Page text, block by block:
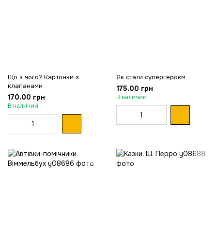
Що з чого? Картонки з
клапанами
170.00 грн
В наличии
Як стати супергероєм
175.00 грн
В наличии